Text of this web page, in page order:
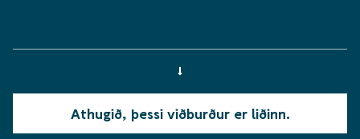
Athugið, þessi viðburður er liðinn.